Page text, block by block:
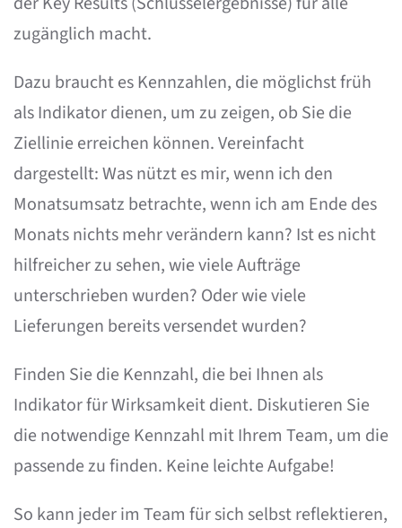
zugänglich macht.
Dazu braucht es Kennzahlen, die möglichst früh
als Indikator dienen, um zu zeigen, ob Sie die
Ziellinie erreichen können. Vereinfacht
dargestellt: Was nützt es mir, wenn ich den
Monatsumsatz betrachte, wenn ich am Ende des
Monats nichts mehr verändern kann? Ist es nicht
hilfreicher zu sehen, wie viele Aufträge
unterschrieben wurden? Oder wie viele
Lieferungen bereits versendet wurden?
Finden Sie die Kennzahl, die bei Ihnen als
Indikator für Wirksamkeit dient. Diskutieren Sie
die notwendige Kennzahl mit Ihrem Team, um die
passende zu finden. Keine leichte Aufgabe!
So kann jeder im Team für sich selbst reflektieren,